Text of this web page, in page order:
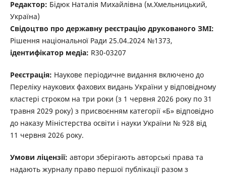
Редактор: Бідюк Наталія Михайлівна (м.Хмельницький,
Україна)
Свідоцтво про державну реєстрацію друкованого ЗМІ:
Рішення національної Ради 25.04.2024 №1373,
ідентифікатор медіа: R30-03207
Реєстрація: Наукове періодичне видання включено до
Переліку наукових фахових видань України у відповідному
кластері строком на три роки (з 1 червня 2026 року по 31
травня 2029 року) з присвоєнням категорії «Б» відповідно
до наказу Міністерства освіти і науки України № 928 від
11 червня 2026 року.
Умови ліцензії: автори зберігають авторські права та
надають журналу право першої публікації разом з